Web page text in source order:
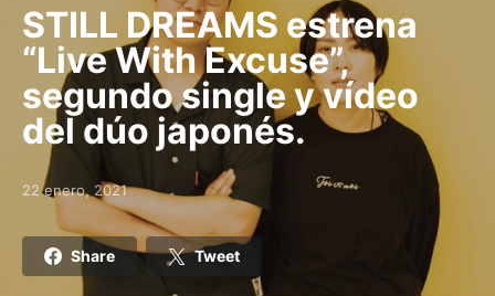
STILL DREAMS estrena
“Live With Excuse”,
segundo single y vídeo
del dúo japonés.
Posted on
22 enero, 2021
Share Tweet